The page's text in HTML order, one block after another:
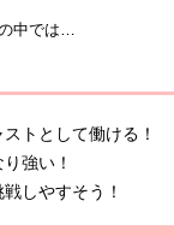
中では…
トとして働ける！
強い！
しやすそう！